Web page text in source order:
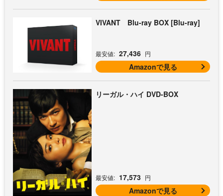
VIVANT Blu-ray BOX [Blu-ray]
最安値: 27,436 円
Amazonで見る
リーガル・ハイ DVD-BOX
最安値: 17,573 円
Amazonで見る